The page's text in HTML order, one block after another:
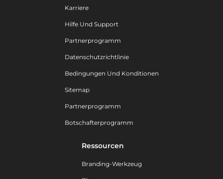
Karriere
Hilfe Und Support
Partnerprogramm
Datenschutzrichtlinie
Bedingungen Und Konditionen
Sitemap
Partnerprogramm
Botschafterprogramm
Ressourcen
Branding-Werkzeug